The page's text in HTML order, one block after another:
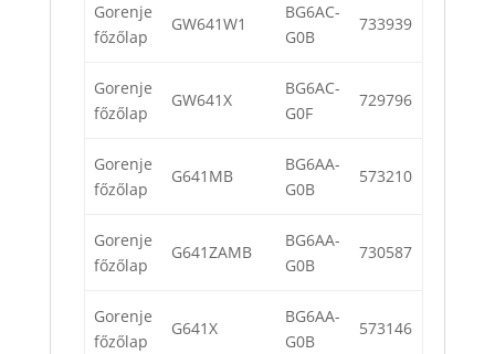
Gorenje
főzőlap
GW641W1
BG6AC-
G0B
733939
Gorenje
főzőlap
GW641X
BG6AC-
G0F
729796
Gorenje
főzőlap
G641MB
BG6AA-
G0B
573210
Gorenje
főzőlap
G641ZAMB
BG6AA-
G0B
730587
Gorenje
főzőlap
G641X
BG6AA-
G0B
573146